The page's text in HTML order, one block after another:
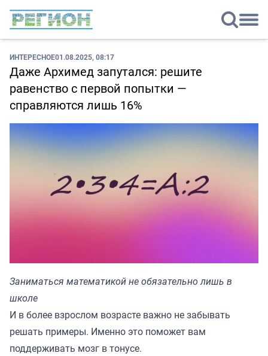
ИНТЕРЕСНОЕ01.08.2025, 08:17
Даже Архимед запутался: решите
равенство с первой попытки —
справляются лишь 16%
Заниматься математикой не обязательно лишь в
школе
И в более взрослом возрасте важно не забывать
решать примеры. Именно это поможет вам
поддерживать мозг в тонусе.